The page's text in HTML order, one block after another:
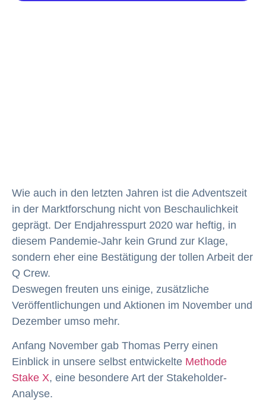
Wie auch in den letzten Jahren ist die Adventszeit
in der Marktforschung nicht von Beschaulichkeit
geprägt. Der Endjahresspurt 2020 war heftig, in
diesem Pandemie-Jahr kein Grund zur Klage,
sondern eher eine Bestätigung der tollen Arbeit der
Q Crew.
Deswegen freuten uns einige, zusätzliche
Veröffentlichungen und Aktionen im November und
Dezember umso mehr.
Anfang November gab Thomas Perry einen
Einblick in unsere selbst entwickelte Methode
Stake X, eine besondere Art der Stakeholder-
Analyse.